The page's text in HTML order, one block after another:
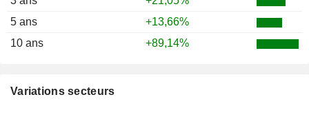
5 ans
+13,66%
10 ans
+89,14%
Variations secteurs